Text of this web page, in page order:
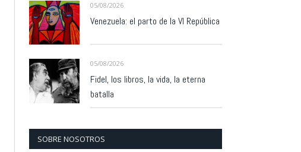
05/08/2026
Venezuela: el parto de la VI República
05/08/2026
Fidel, los libros, la vida, la eterna
batalla
SOBRE NOSOTROS